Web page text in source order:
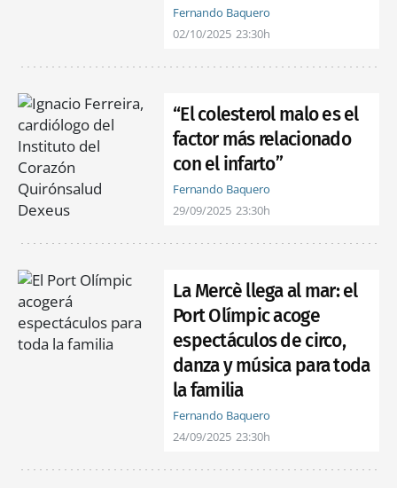
Fernando Baquero
02/10/2025 23:30h
“El colesterol malo es el
factor más relacionado
con el infarto”
Fernando Baquero
29/09/2025 23:30h
La Mercè llega al mar: el
Port Olímpic acoge
espectáculos de circo,
danza y música para toda
la familia
Fernando Baquero
24/09/2025 23:30h